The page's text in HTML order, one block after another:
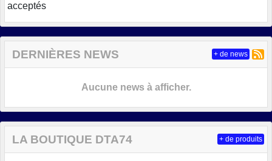
acceptés
DERNIÈRES NEWS
Aucune news à afficher.
+ de news
LA BOUTIQUE DTA74 + de produits